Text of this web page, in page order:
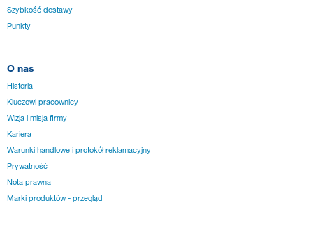
Szybkość dostawy
Punkty
O nas
Historia
Kluczowi pracownicy
Wizja i misja firmy
Kariera
Warunki handlowe i protokół reklamacyjny
Prywatność
Nota prawna
Marki produktów - przegląd